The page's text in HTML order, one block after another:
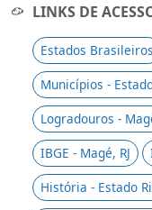
LINKS DE
Estados Brasileiros
Municípios -
Logradouros -
IBGE - Magé, RJ
História - Estado